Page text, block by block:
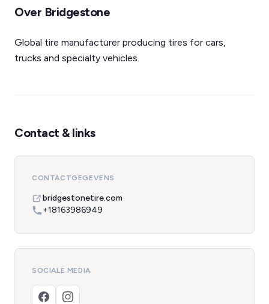
Over Bridgestone
Global tire manufacturer producing tires for cars,
trucks and specialty vehicles.
Contact & links
CONTACTGEGEVENS
bridgestonetire.com
+18163986949
SOCIALE MEDIA